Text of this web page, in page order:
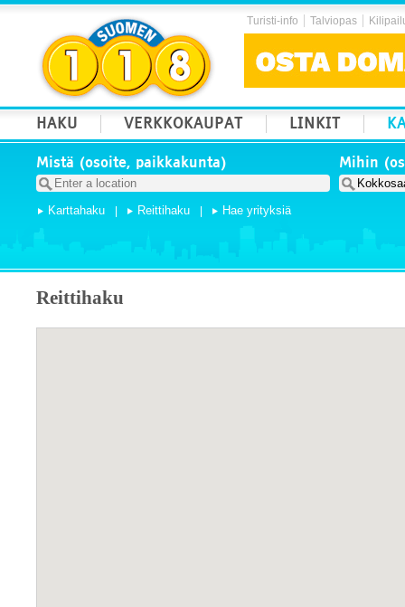
Turisti-info Talviopas
HAKU VERKKOKAUPAT LINKIT
Karttahaku Reittihaku Hae yrityksiä
Mistä (osoite, paikkakunta) Mihin
Reittihaku